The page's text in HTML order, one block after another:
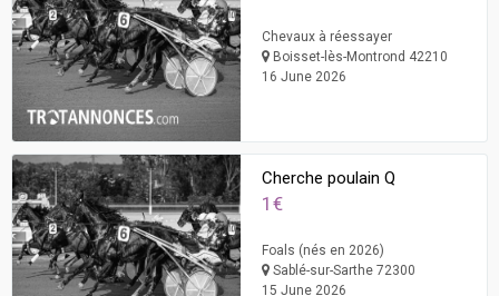
Chevaux à réessayer
Boisset-lès-Montrond 42210
16 June 2026
Cherche poulain Q
1€
Foals (nés en 2026)
Sablé-sur-Sarthe 72300
15 June 2026